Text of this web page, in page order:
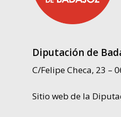
Diputación de
C/Felipe Checa, 23 –
Sitio web de la